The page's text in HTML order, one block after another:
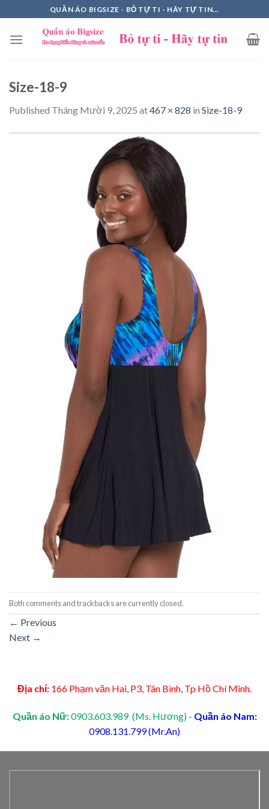
to
content
QUẦN ÁO BIGSIZE - BỎ TỰ TI - HÃY TỰ TIN...
Size-18-9
Published Tháng Mười 9, 2025 at467 × 828 in Size-18-9
Both comments and trackbacks are currently closed.
← Previous
Next →
Địa chỉ: 166 Phạm văn Hai, P3, Tân Bình, Tp Hồ Chí Minh.
Quần áo Nữ:0903.603.989 (Ms. Hương) - Quần áo Nam:
0908.131.799 (Mr.An)